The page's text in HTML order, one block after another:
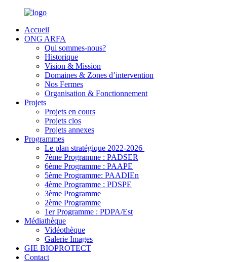
Accueil
ONG ARFA
Qui sommes-nous?
Historique
Vision & Mission
Domaines & Zones d’intervention
Nos Fermes
Organisation & Fonctionnement
Projets
Projets en cours
Projets clos
Projets annexes
Programmes
Le plan stratégique 2022-2026
7ème Programme : PADSER
6ème Programme : PAAPE
5ème Programme: PAADIEn
4ème Programme : PDSPE
3ème Programme
2ème Programme
1er Programme : PDPA/Est
Médiathèque
Vidéothèque
Galerie Images
GIE BIOPROTECT
Contact